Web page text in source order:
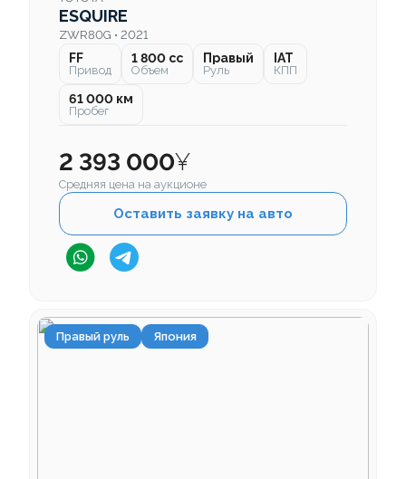
ESQUIRE
ZWR80G • 2021
FF
Привод
1 800 cc
Объем
Правый
Руль
IAT
КПП
61 000 км
Пробег
2 393 000¥
Средняя цена на аукционе
Оставить заявку на авто
Правый руль Япония